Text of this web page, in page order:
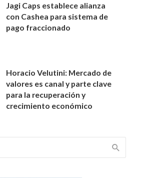
Jagi Caps establece alianza
con Cashea para sistema de
pago fraccionado
Horacio Velutini: Mercado de
valores es canal y parte clave
para la recuperación y
crecimiento económico